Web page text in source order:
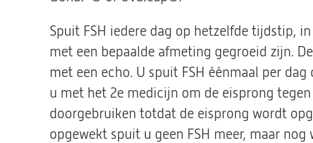
Spuit FSH iedere dag op hetzelfde tijdstip,
met een bepaalde afmeting gegroeid zijn.
met een echo. U spuit FSH éénmaal per
u met het 2e medicijn om de eisprong
doorgebruiken totdat de eisprong wordt
opgewekt spuit u geen FSH meer, maar